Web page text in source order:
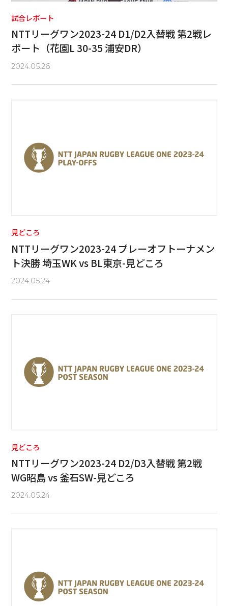
試合レポート
NTTリーグワン2023-24 D1/D2入替戦 第2戦レ
ポート（花園L 30-35 浦安DR）
2024.05.26
見どころ
NTTリーグワン2023-24 プレーオフトーナメン
ト決勝 埼玉WK vs BL東京-見どころ
2024.05.24
見どころ
NTTリーグワン2023-24 D2/D3入替戦 第2戦
WG昭島 vs 釜石SW-見どころ
2024.05.24